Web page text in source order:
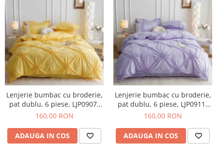
Lenjerie bumbac cu broderie,
pat dublu, 6 piese, LJP0907-
2C6
160,00 RON
ADAUGA IN COS
Lenjerie bumbac cu broderie,
pat dublu, 6 piese, LJP0911-
2C6
160,00 RON
ADAUGA IN COS